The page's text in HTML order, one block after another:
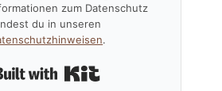
zum Datenschutz
du in unseren
.